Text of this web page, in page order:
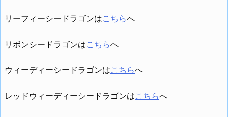
リーフィーシードラゴンはこちらへ
リボンシードラゴンはこちらへ
ウィーディーシードラゴンはこちらへ
レッドウィーディーシードラゴンはこちらへ